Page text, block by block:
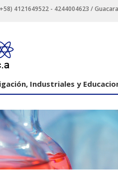
4121649522 - 4244004623 /
Industriales y